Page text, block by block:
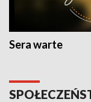
Sera warte